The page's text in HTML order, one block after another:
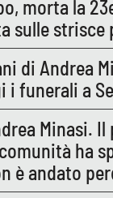
morta la
sulle strisce
di Andrea
i funerali a
Minasi.
ha
è andato